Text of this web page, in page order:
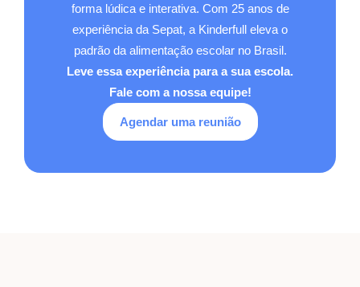
forma lúdica e interativa. Com 25 anos de
experiência da Sepat, a Kinderfull eleva o
padrão da alimentação escolar no Brasil.
Leve essa experiência para a sua escola.
Fale com a nossa equipe!
Agendar uma reunião